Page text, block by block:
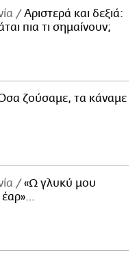
Αριστερά και δεξιά:
πια τι σημαίνουν;
ζούσαμε, τα κάναμε
«Ω γλυκύ μου
έαρ»…